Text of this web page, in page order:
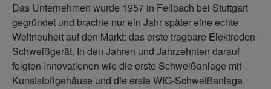
Das Unternehmen wurde 1957 in Fellbach bei Stuttgart
gegründet und brachte nur ein Jahr später eine echte
Weltneuheit auf den Markt: das erste tragbare Elektroden-
Schweißgerät. In den Jahren und Jahrzehnten darauf
folgten Innovationen wie die erste Schweißanlage mit
Kunststoffgehäuse und die erste WIG-Schweißanlage.